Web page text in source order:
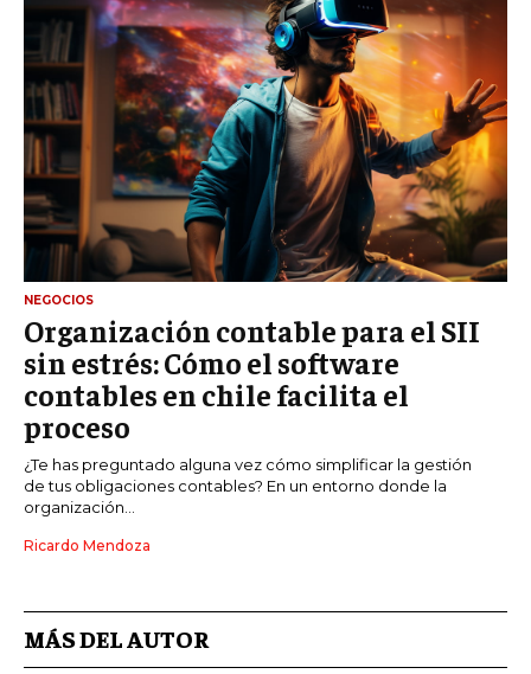
NEGOCIOS
Organización contable para el SII
sin estrés: Cómo el software
contables en chile facilita el
proceso
¿Te has preguntado alguna vez cómo simplificar la gestión
de tus obligaciones contables? En un entorno donde la
organización...
Ricardo Mendoza
MÁS DEL AUTOR